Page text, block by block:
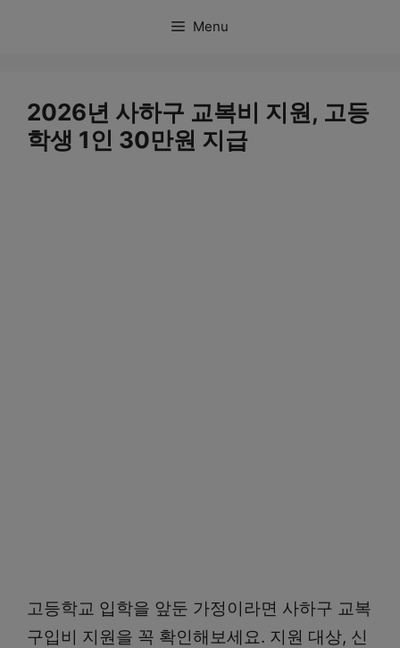
Menu
2026년 사하구 교복비 지원, 고등
학생 1인 30만원 지급
고등학교 입학을 앞둔 가정이라면 사하구 교복
구입비 지원을 꼭 확인해보세요. 지원 대상, 신